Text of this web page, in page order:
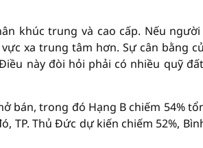
khúc trung và cao cấp. Nếu
xa trung tâm hơn. Sự cân bằng
này đòi hỏi phải có nhiều quỹ
bán, trong đó Hạng B chiếm 54%
TP. Thủ Đức dự kiến chiếm 52%,